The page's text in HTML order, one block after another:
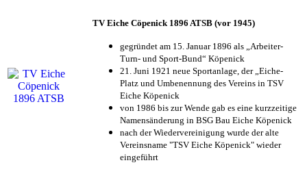
TV Eiche Cöpenick 1896 ATSB (vor 1945)
gegründet am 15. Januar 1896 als „Arbeiter-
Turn- und Sport-Bund“ Köpenick
21. Juni 1921 neue Sportanlage, der „Eiche-
Platz und Umbenennung des Vereins in TSV
Eiche Köpenick
von 1986 bis zur Wende gab es eine kurzzeitige
Namensänderung in BSG Bau Eiche Köpenick
nach der Wiedervereinigung wurde der alte
Vereinsname "TSV Eiche Köpenick" wieder
eingeführt